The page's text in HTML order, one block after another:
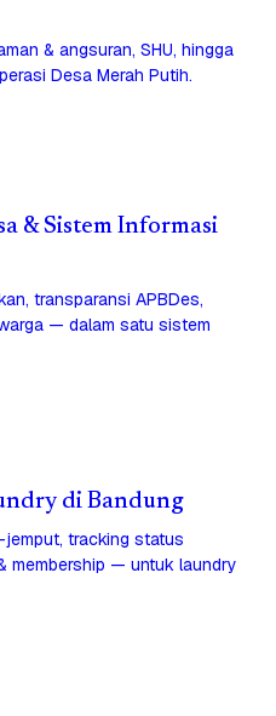
& angsuran, SHU, hingga
Desa Merah Putih.
& Sistem Informasi
transparansi APBDes,
— dalam satu sistem
di Bandung
tracking status
membership — untuk laundry